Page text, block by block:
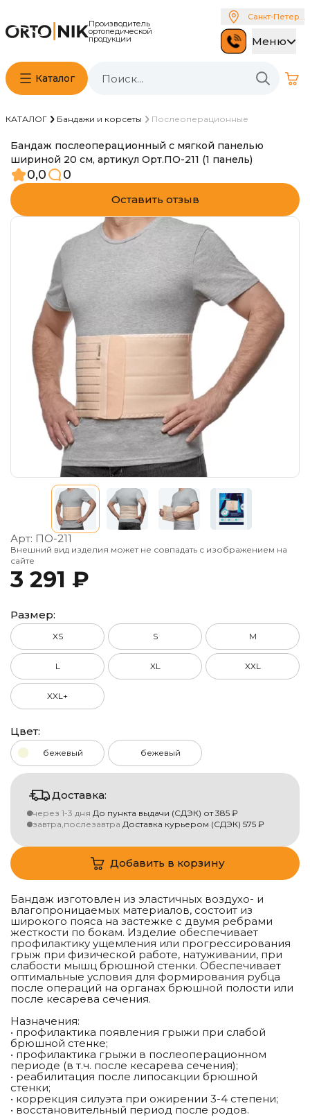
Производитель
ортопедической
продукции
Санкт-
Меню
Каталог
КАТАЛОГ Бандажи и корсеты Послеоперационные
Бандаж послеоперационный с мягкой панелью
шириной 20 см, артикул Орт.ПО-211 (1 панель)
0,0 0
Оставить отзыв
Арт: ПО-211
Внешний вид изделия может не совпадать с изображением на
сайте
3 291 ₽
Размер:
XS S M
L XL XXL
XXL+
Цвет:
бежевый бежевый
Доставка:
через 1-3 дня До пункта выдачи (СДЭК) от385 ₽
завтра,послезавтра Доставка курьером (СДЭК) 575 ₽
Добавить в корзину
Бандаж изготовлен из эластичных воздухо- и
влагопроницаемых материалов, состоит из
широкого пояса на застежке с двумя ребрами
жесткости по бокам. Изделие обеспечивает
профилактику ущемления или прогрессирования
грыж при физической работе, натуживании, при
слабости мышц брюшной стенки. Обеспечивает
оптимальные условия для формирования рубца
после операций на органах брюшной полости или
после кесарева сечения.
Назначения:
• профилактика появления грыжи при слабой
брюшной стенке;
• профилактика грыжи в послеоперационном
периоде (в т.ч. после кесарева сечения);
• реабилитация после липосакции брюшной
стенки;
• коррекция силуэта при ожирении 3-4 степени;
• восстановительный период после родов.